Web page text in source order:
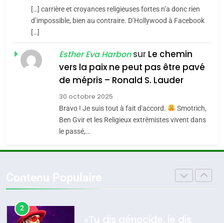
Accords d’Isaac:
l’alliance pourrait
s’étendre à 13 pays
d’Amérique latine
ISRAÉL JUDAISME
2025, l’année la plus
meurtrière selon le
FIÈRE, DIGNE ET RÉSILIENTE :
[…] carrière et croyances religieuses fortes n’a donc rien
d’impossible, bien au contraire. D’Hollywood à Facebook
[…]
Esther Eva Harbonsur Le chemin
vers la paix ne peut pas être pavé
de mépris – Ronald S. Lauder
30 octobre 2025
Bravo ! Je suis tout à fait d'accord.
Smotrich,
Ben Gvir et les Religieux extrêmistes vivent dans
le passé,…
CE QUI NOUS MANQUE –
JUDAISME
Maroc : Les amandes de
Tafraout, le miel de Tadla
Azilal consacrés produits
du terroir
DAFINA MAROC
Oeil ravageur – Vanessa De
2